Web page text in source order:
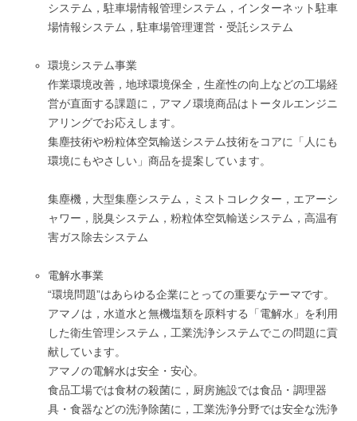
システム，駐車場情報管理システム，インターネット駐車
場情報システム，駐車場管理運営・受託システム
環境システム事業
作業環境改善，地球環境保全，生産性の向上などの工場経
営が直面する課題に，アマノ環境商品はトータルエンジニ
アリングでお応えします。
集塵技術や粉粒体空気輸送システム技術をコアに「人にも
環境にもやさしい」商品を提案しています。
集塵機，大型集塵システム，ミストコレクター，エアーシ
ャワー，脱臭システム，粉粒体空気輸送システム，高温有
害ガス除去システム
電解水事業
“環境問題”はあらゆる企業にとっての重要なテーマです。
アマノは，水道水と無機塩類を原料する「電解水」を利用
した衛生管理システム，工業洗浄システムでこの問題に貢
献しています。
アマノの電解水は安全・安心。
食品工場では食材の殺菌に，厨房施設では食品・調理器
具・食器などの洗浄除菌に，工業洗浄分野では安全な洗浄